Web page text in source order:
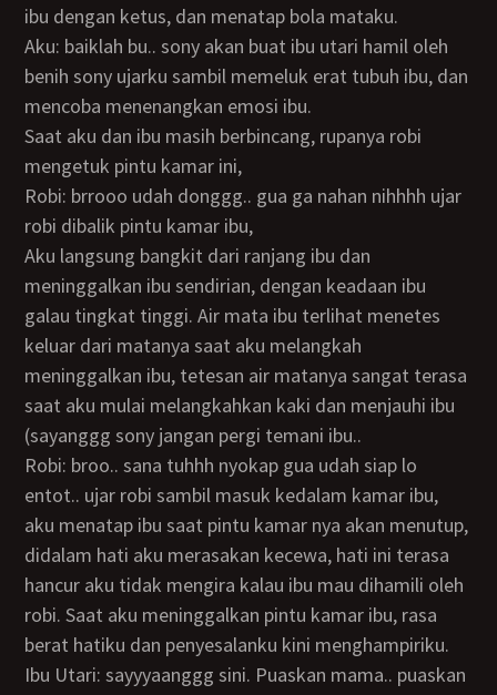
ibu dengan ketus, dan menatap bola mataku.
Aku: baiklah bu.. sony akan buat ibu utari hamil oleh
benih sony ujarku sambil memeluk erat tubuh ibu, dan
mencoba menenangkan emosi ibu.
Saat aku dan ibu masih berbincang, rupanya robi
mengetuk pintu kamar ini,
Robi: brrooo udah donggg.. gua ga nahan nihhhh ujar
robi dibalik pintu kamar ibu,
Aku langsung bangkit dari ranjang ibu dan
meninggalkan ibu sendirian, dengan keadaan ibu
galau tingkat tinggi. Air mata ibu terlihat menetes
keluar dari matanya saat aku melangkah
meninggalkan ibu, tetesan air matanya sangat terasa
saat aku mulai melangkahkan kaki dan menjauhi ibu
(sayanggg sony jangan pergi temani ibu..
Robi: broo.. sana tuhhh nyokap gua udah siap lo
entot.. ujar robi sambil masuk kedalam kamar ibu,
aku menatap ibu saat pintu kamar nya akan menutup,
didalam hati aku merasakan kecewa, hati ini terasa
hancur aku tidak mengira kalau ibu mau dihamili oleh
robi. Saat aku meninggalkan pintu kamar ibu, rasa
berat hatiku dan penyesalanku kini menghampiriku.
Ibu Utari: sayyyaanggg sini. Puaskan mama.. puaskan